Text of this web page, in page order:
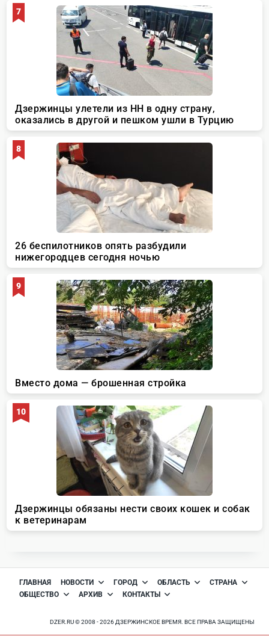
ГЛАВНАЯ НОВОСТИ ГОРОД ОБЛАСТЬ
СТРАНА
ОБЩЕСТВО
АРХИВ КОНТАКТЫ
DZER.RU © 2008 - 2026 ДЗЕРЖИНСКОЕ ВРЕМЯ. ВСЕ ПРАВА ЗАЩИЩЕНЫ